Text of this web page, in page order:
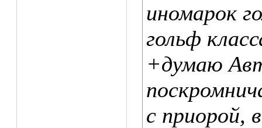
иномарок
гольф
+думаю
с приорой,